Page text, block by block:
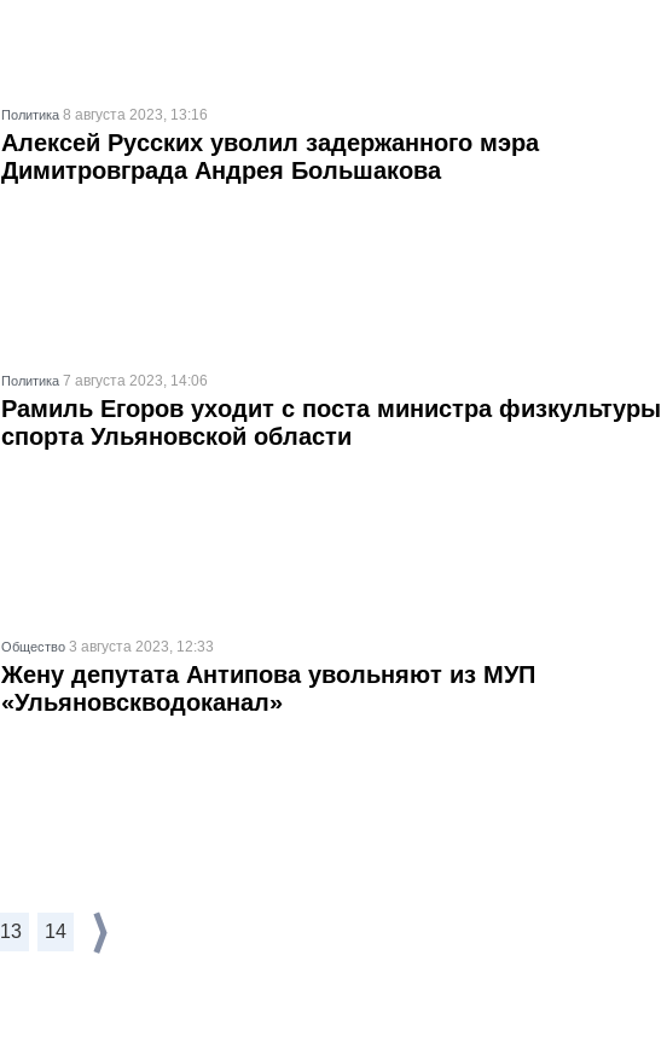
Политика 8 августа 2023, 13:16
Алексей Русских уволил задержанного мэра
Димитровграда Андрея Большакова
Политика 7 августа 2023, 14:06
Рамиль Егоров уходит с поста министра физкультуры
спорта Ульяновской области
Общество 3 августа 2023, 12:33
Жену депутата Антипова увольняют из МУП
«Ульяновскводоканал»
13 14